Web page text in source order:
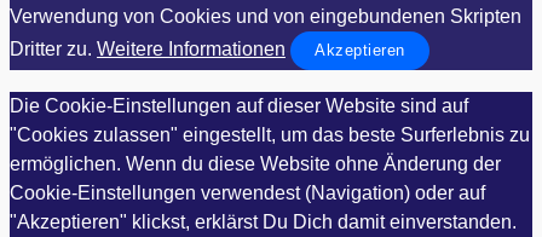
Verwendung von Cookies und von eingebundenen Skripten
Dritter zu. Weitere Informationen Akzeptieren
Die Cookie-Einstellungen auf dieser Website sind auf
"Cookies zulassen" eingestellt, um das beste Surferlebnis zu
ermöglichen. Wenn du diese Website ohne Änderung der
Cookie-Einstellungen verwendest (Navigation) oder auf
"Akzeptieren" klickst, erklärst Du Dich damit einverstanden.